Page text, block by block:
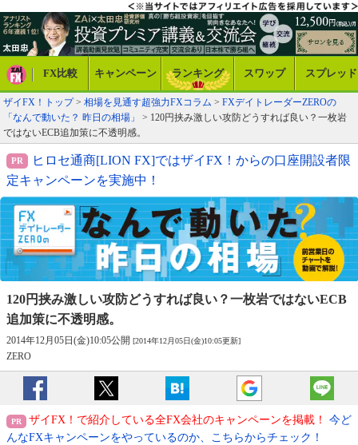
FX比較 キャンペーン ランキング スワップ スプレッド
ザイFX！トップ> 相場を見通す超強力FXコラム > FXデイトレーダーZEROの
「なんで動いた？ 昨日の相場」
> 120円挟み激しい攻防どうすれば良い？一枚岩
ではないECB追加策に不透明感。
ヒロセ通商[LION FX]ではザイFX！からの口座開設者限
定キャンペーンを実施中！
120円挟み激しい攻防どうすれば良い？一枚岩ではないECB
追加策に不透明感。
2014年12月05日(金)10:05公開 [2014年12月05日(金)10:05更新]
ZERO
ザイFX！で紹介している全FX会社のキャンペーンを掲載！
今ど
んなFXキャンペーンをやっているのか、こちらからチェック！